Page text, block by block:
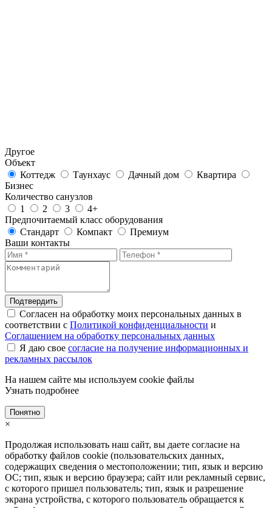
Другое
Объект
Коттедж
Таунхаус Дачный дом
Квартира
Бизнес
Количество санузлов
1
2 3
4+
Предпочитаемый класс оборудования
Стандарт
Компакт
Премиум
Ваши контакты
Подтвердить
Согласен на обработку моих персональных данных в
соответствии с Политикой конфиденциальности и
Соглашением на обработку персональных данных
Я даю свое согласие на получение информационных и
рекламных рассылок
На нашем сайте мы используем cookie файлы
Узнать подробнее
Понятно
×
Продолжая использовать наш сайт, вы даете согласие на
обработку файлов cookie (пользовательских данных,
содержащих сведения о местоположении; тип, язык и версию
ОС; тип, язык и версию браузера; сайт или рекламный сервис,
с которого пришел пользователь; тип, язык и разрешение
экрана устройства, с которого пользователь обращается к